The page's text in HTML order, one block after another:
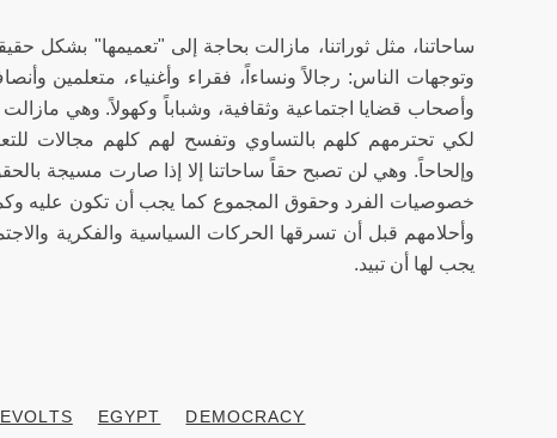
ساحاتنا، مثل ثوراتنا، مازالت بحاجة إلى "تعميمها" بشكل
وتوجهات الناس: رجالاً ونساءاً، فقراء وأغنياء، متعلمين
وأصحاب قضايا اجتماعية وثقافية، وشباباً وكهولاً. وهي
لكي تحترمهم كلهم بالتساوي وتفسح لهم كلهم مجالات
وإلحاحاً. وهي لن تصبح حقاً ساحاتنا إلا إذا صارت مسيجة
خصوصيات الفرد وحقوق المجموع كما يجب أن تكون عليه
وأحلامهم قبل أن تسرقها الحركات السياسية والفكرية
يجب لها أن تبيد.
EGYPT DEMOCRACY